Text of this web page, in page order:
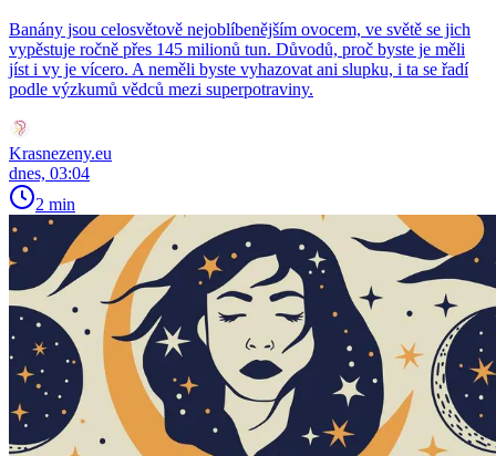
Banány jsou celosvětově nejoblíbenějším ovocem, ve světě se jich
vypěstuje ročně přes 145 milionů tun. Důvodů, proč byste je měli
jíst i vy je vícero. A neměli byste vyhazovat ani slupku, i ta se řadí
podle výzkumů vědců mezi superpotraviny.
Krasnezeny.eu
dnes, 03:04
2 min